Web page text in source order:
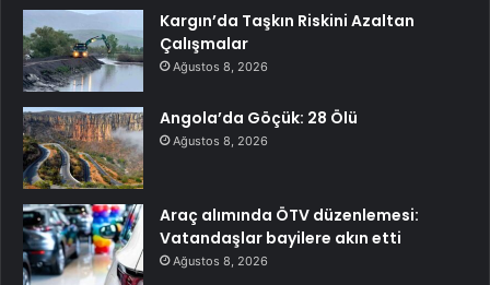
Kargın’da Taşkın Riskini Azaltan
Çalışmalar
Ağustos 8, 2026
Angola’da Göçük: 28 Ölü
Ağustos 8, 2026
Araç alımında ÖTV düzenlemesi:
Vatandaşlar bayilere akın etti
Ağustos 8, 2026